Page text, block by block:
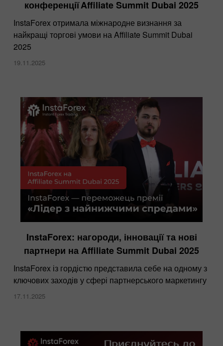
конференції Affiliate Summit Dubai 2025
InstaForex отримала міжнародне визнання за
найкращі торгові умови на Affiliate Summit Dubai
2025
19.11.2025
InstaForex: нагороди, інновації та нові
партнери на Affiliate Summit Dubai 2025
InstaForex із гордістю представила себе на одному з
ключових заходів у сфері партнерського маркетингу
17.11.2025